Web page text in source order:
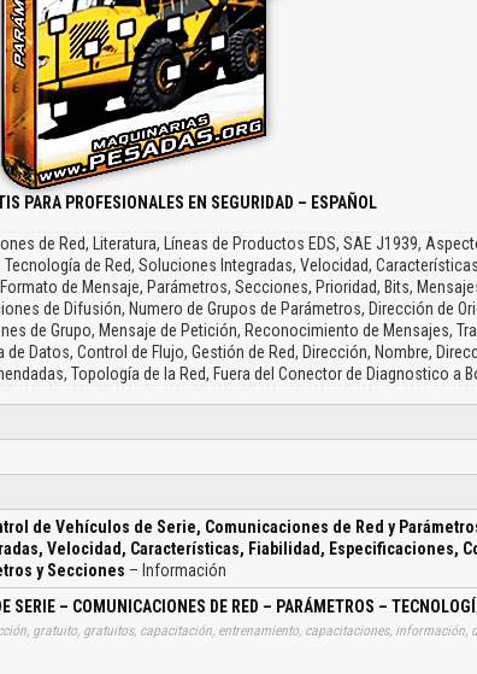
PARA PROFESIONALES EN SEGURIDAD – ESPAÑOL
de Red, Literatura, Líneas de Productos EDS, SAE J1939,
de Red, Soluciones Integradas, Velocidad,
de Mensaje, Parámetros, Secciones, Prioridad, Bits,
de Difusión, Numero de Grupos de Parámetros, Dirección de
de Grupo, Mensaje de Petición, Reconocimiento de Mensajes,
Datos, Control de Flujo, Gestión de Red, Dirección, Nombre,
Topología de la Red, Fuera del Conector de Diagnostico a
de Vehículos de Serie, Comunicaciones de Red y
Velocidad, Características, Fiabilidad, Especificaciones,
y Secciones – Información
SERIE – COMUNICACIONES DE RED – PARÁMETROS –